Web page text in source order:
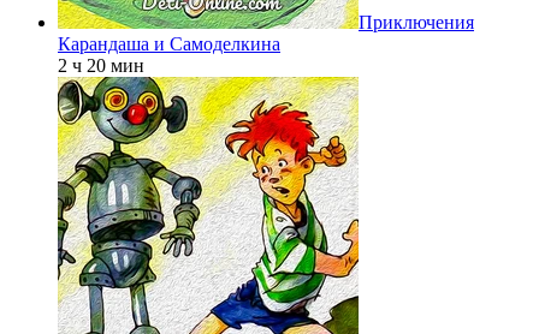
Приключения
Карандаша и Самоделкина
2 ч 20 мин